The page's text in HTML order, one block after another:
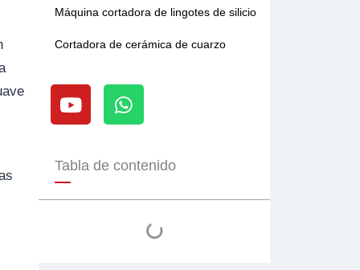
Máquina cortadora de lingotes de silicio
Cortadora de cerámica de cuarzo
Y
o
u
u
b
e
W
h
a
s
p
Tabla de contenido